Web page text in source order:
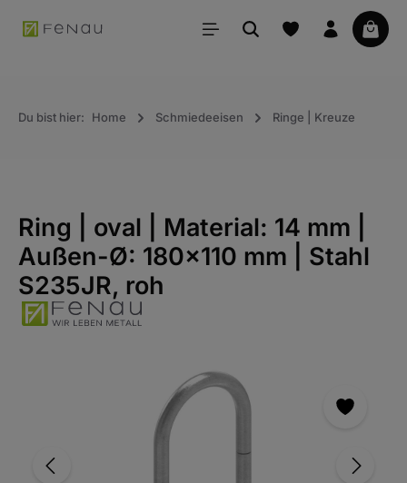
springen
Du bist hier: Home Schmiedeeisen Ringe | Kreuze
Ring | oval | Material: 14 mm |
Außen-Ø: 180x110 mm | Stahl
S235JR, roh
Bildergalerie überspringen